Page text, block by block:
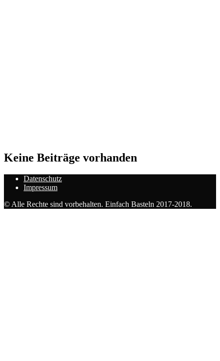
Keine Beiträge vorhanden
Datenschutz
Impressum
© Alle Rechte sind vorbehalten. Einfach Basteln 2017-2018.